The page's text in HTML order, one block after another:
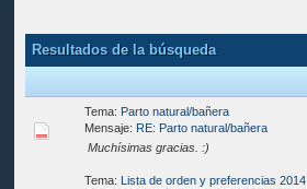
Resultados de la búsqueda
Tema: Parto natural/bañera
Mensaje: RE: Parto natural/bañera
Muchísimas gracias. :)
Tema: Lista de orden y preferencias 2014